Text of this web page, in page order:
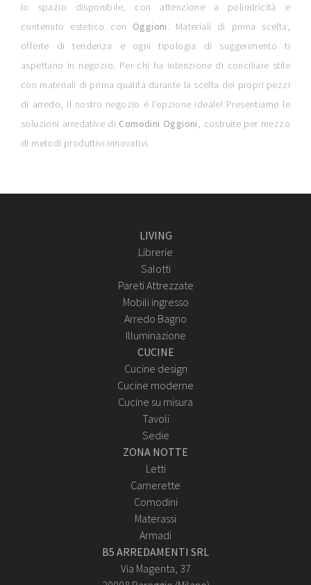
lo spazio disponibile, con attenzione a poliedricità e
contenuto estetico con Oggioni. Materiali di prima scelta,
offerte di tendenza e ogni tipologia di suggerimento ti
aspettano in negozio. Per chi ha intenzione di conciliare stile
con materiali di prima qualità durante la scelta dei propri pezzi
di arredo, il nostro negozio è l'opzione ideale! Presentiamo le
soluzioni arredative di Comodini Oggioni, costruite per mezzo
di metodi produttivi innovativi.
LIVING
Librerie
Salotti
Pareti Attrezzate
Mobili ingresso
Arredo Bagno
Illuminazione
CUCINE
Cucine design
Cucine moderne
Cucine su misura
Tavoli
Sedie
ZONA NOTTE
Letti
Camerette
Comodini
Materassi
Armadi
B5 ARREDAMENTI SRL
Via Magenta, 37